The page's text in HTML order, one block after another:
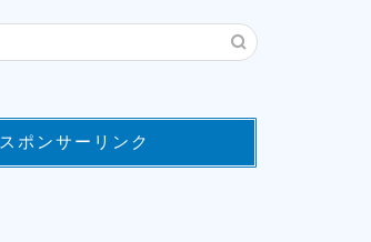
スポンサーリンク